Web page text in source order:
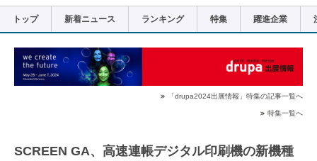
リ
トップ 新着ニュース ランキング 特集 躍進企業
「drupa2024出展情報」特集の記事一覧へ
特集一覧へ
SCREEN GA、高速連帳デジタル印刷機の新機種